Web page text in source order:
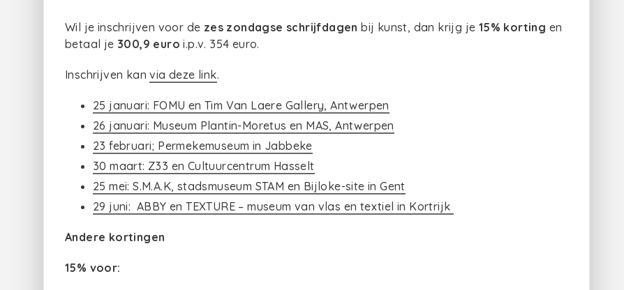
Wil je inschrijven voor de zes zondagse schrijfdagen bij kunst, dan krijg je 15% korting en
betaal je 300,9 euro i.p.v. 354 euro.
Inschrijven kanvia deze link.
25 januari: FOMU en Tim Van Laere Gallery, Antwerpen
26 januari: Museum Plantin-Moretus en MAS, Antwerpen
23 februari; Permekemuseum in Jabbeke
30 maart: Z33 en Cultuurcentrum Hasselt
25 mei: S.M.A.K, stadsmuseum STAM en Bijloke-site in Gent
29 juni: ABBY en TEXTURE – museum van vlas en textiel in Kortrijk
Andere kortingen
15% voor: